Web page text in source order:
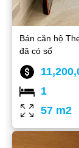
Bán căn hộ
đã có sổ
1
57 m2